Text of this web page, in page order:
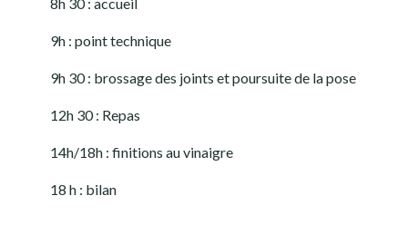
9h : point technique
9h 30 : brossage des joints et poursuite de la pose
12h 30 : Repas
14h/18h : finitions au vinaigre
18 h : bilan